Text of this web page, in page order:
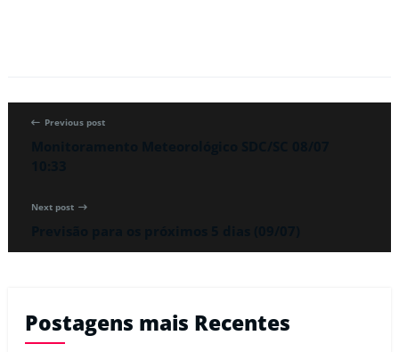
Previous post
Next post
Postagens mais Recentes